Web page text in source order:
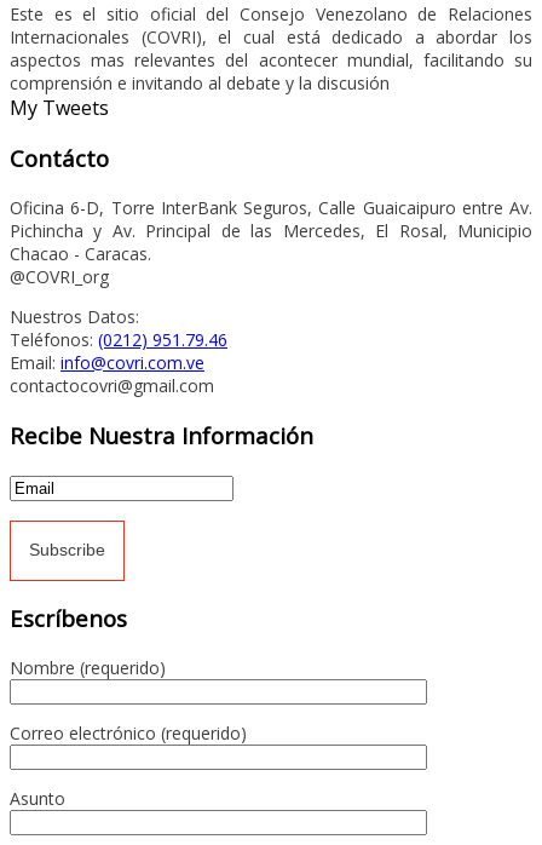
Este es el sitio oficial del Consejo Venezolano de Relaciones
Internacionales (COVRI), el cual está dedicado a abordar los
aspectos mas relevantes del acontecer mundial, facilitando su
comprensión e invitando al debate y la discusión
My Tweets
Contácto
Oficina 6-D, Torre InterBank Seguros, Calle Guaicaipuro entre Av.
Pichincha y Av. Principal de las Mercedes, El Rosal, Municipio
Chacao - Caracas.
@COVRI_org
Nuestros Datos:
Teléfonos: (0212) 951.79.46
Email: info@covri.com.ve
contactocovri@gmail.com
Recibe Nuestra Información
Escríbenos
Nombre (requerido)
Correo electrónico (requerido)
Asunto